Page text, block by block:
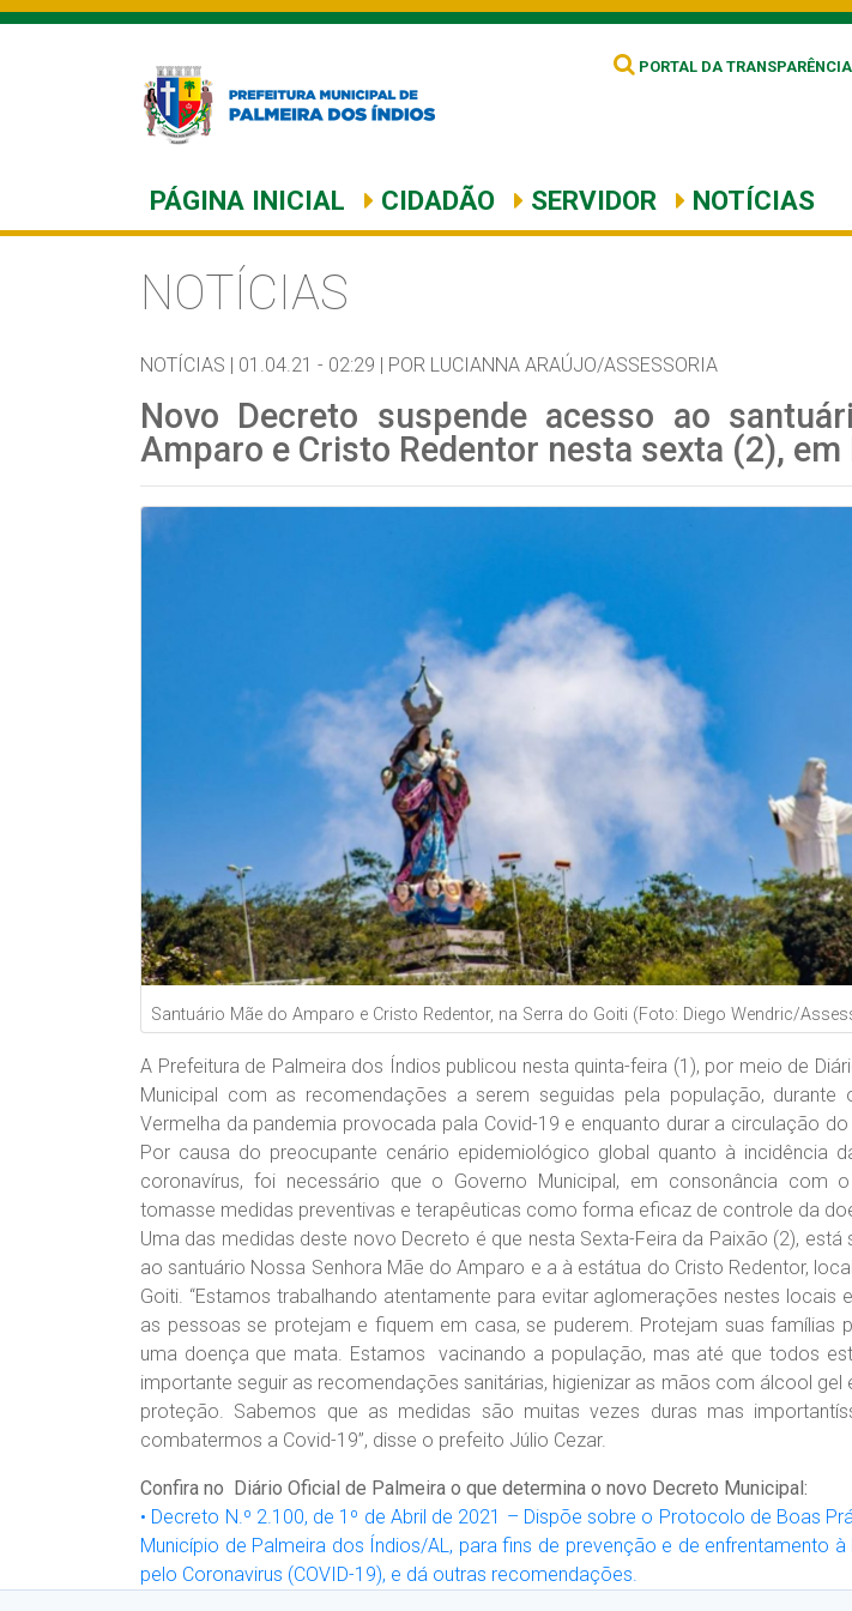
PORTAL DA TRANSPARÊNCIA
PÁGINA INICIAL CIDADÃO SERVIDOR NOTÍCIAS
NOTÍCIAS
NOTÍCIAS | 01.04.21 - 02:29 | POR LUCIANNA ARAÚJO/ASSESSORIA
Novo Decreto suspende acesso ao
Amparo e Cristo Redentor nesta sexta (2), em
Santuário Mãe do Amparo e Cristo Redentor, na Serra do Goiti (Foto: Diego Wendric/
A Prefeitura de Palmeira dos Índios publicou nesta quinta-feira (1), por meio de
Municipal com as recomendações a serem seguidas pela população, durante
Vermelha da pandemia provocada pala Covid-19 e enquanto durar a circulação do
Por causa do preocupante cenário epidemiológico global quanto à incidência
coronavírus, foi necessário que o Governo Municipal, em consonância com o
tomasse medidas preventivas e terapêuticas como forma eficaz de controle da
Uma das medidas deste novo Decreto é que nesta Sexta-Feira da Paixão (2),
ao santuário Nossa Senhora Mãe do Amparo e a à estátua do Cristo Redentor,
Goiti. “Estamos trabalhando atentamente para evitar aglomerações nestes locais
as pessoas se protejam e fiquem em casa, se puderem. Protejam suas famílias
uma doença que mata. Estamos vacinando a população, mas até que todos
importante seguir as recomendações sanitárias, higienizar as mãos com álcool gel
proteção. Sabemos que as medidas são muitas vezes duras mas
combatermos a Covid-19”, disse o prefeito Júlio Cezar.
Confira no Diário Oficial de Palmeira o que determina o novo Decreto Municipal:
• Decreto N.º 2.100, de 1º de Abril de 2021 – Dispõe sobre o Protocolo de Boas
Município de Palmeira dos Índios/AL, para fins de prevenção e de enfrentamento
pelo Coronavirus (COVID-19), e dá outras recomendações.